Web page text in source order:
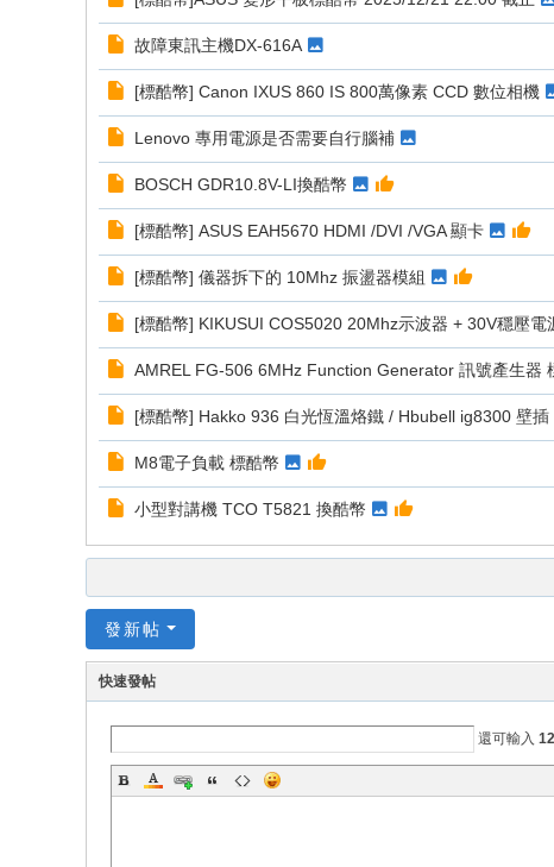
故障東訊主機DX-616A
[標酷幣] Canon IXUS 860 IS 800萬像素 CCD 數位相機
Lenovo 專用電源是否需要自行腦補
BOSCH GDR10.8V-LI換酷幣
[標酷幣] ASUS EAH5670 HDMI /DVI /VGA 顯卡
[標酷幣] 儀器拆下的 10Mhz 振盪器模組
[標酷幣] KIKUSUI COS5020 20Mhz示波器 + 30V穩壓電
AMREL FG-506 6MHz Function Generator 訊號產生器
[標酷幣] Hakko 936 白光恆溫烙鐵 / Hbubell ig8300 壁插
M8電子負載 標酷幣
小型對講機 TCO T5821 換酷幣
發新帖
快速發帖
還可輸入